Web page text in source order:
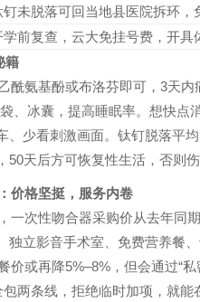
钉未脱落可回当地县医院拆环，
学前复查，云大免挂号费，开具
籍
酰氨基酚或布洛芬即可，3天
、冰囊，提高睡眠率。想快点
、少看刺激画面。钛钉脱落平
50天后方可恢复性生活，否则
价格坚挺，服务内卷
一次性吻合器采购价从去年同
独立影音手术室、免费营养餐
价或再降5%–8%，但会通过“
两条线，拒绝临时加项，就能